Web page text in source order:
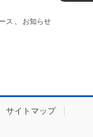
ス 、 お知らせ
サイトマップ